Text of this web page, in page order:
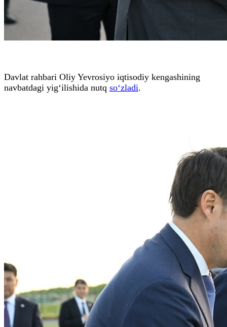
Davlat rahbari Oliy Yevrosiyo iqtisodiy kengashining
navbatdagi yig‘ilishida nutq so‘zladi.